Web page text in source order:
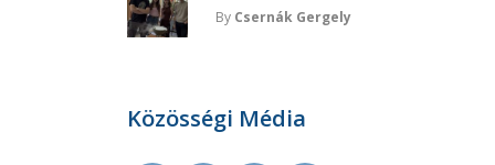
By Csernák Gergely
Közösségi Média